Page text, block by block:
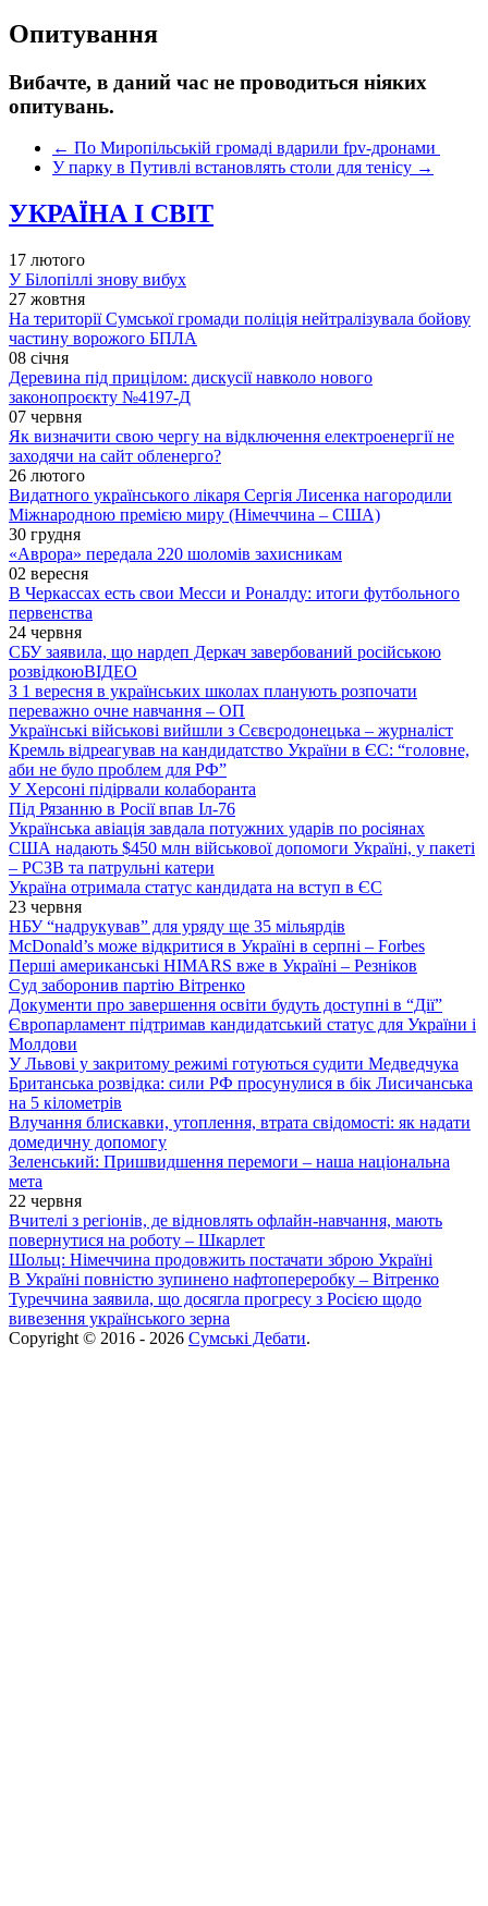
Опитування
Вибачте, в даний час не проводиться ніяких
опитувань.
← По Миропільській громаді вдарили fpv-дронами
У парку в Путивлі встановлять столи для тенісу →
УКРАЇНА І СВІТ
17 лютого
У Білопіллі знову вибух
27 жовтня
На території Сумської громади поліція нейтралізувала бойову
частину ворожого БПЛА
08 січня
Деревина під прицілом: дискусії навколо нового
законопроєкту №4197-Д
07 червня
Як визначити свою чергу на відключення електроенергії не
заходячи на сайт обленерго?
26 лютого
Видатного українського лікаря Сергія Лисенка нагородили
Міжнародною премією миру (Німеччина – США)
30 грудня
«Аврора» передала 220 шоломів захисникам
02 вересня
В Черкассах есть свои Месси и Роналду: итоги футбольного
первенства
24 червня
СБУ заявила, що нардеп Деркач завербований російською
розвідкоюВІДЕО
З 1 вересня в українських школах планують розпочати
переважно очне навчання – ОП
Українські військові вийшли з Сєвєродонецька – журналіст
Кремль відреагував на кандидатство України в ЄС: “головне,
аби не було проблем для РФ”
У Херсоні підірвали колаборанта
Під Рязанню в Росії впав Іл-76
Українська авіація завдала потужних ударів по росіянах
США надають $450 млн військової допомоги Україні, у пакеті
– РСЗВ та патрульні катери
Україна отримала статус кандидата на вступ в ЄС
23 червня
НБУ “надрукував” для уряду ще 35 мільярдів
McDonald’s може відкритися в Україні в серпні – Forbes
Перші американські HIMARS вже в Україні – Резніков
Суд заборонив партію Вітренко
Документи про завершення освіти будуть доступні в “Дії”
Європарламент підтримав кандидатський статус для України і
Молдови
У Львові у закритому режимі готуються судити Медведчука
Британська розвідка: сили РФ просунулися в бік Лисичанська
на 5 кілометрів
Влучання блискавки, утоплення, втрата свідомості: як надати
домедичну допомогу
Зеленський: Пришвидшення перемоги – наша національна
мета
22 червня
Вчителі з регіонів, де відновлять офлайн-навчання, мають
повернутися на роботу – Шкарлет
Шольц: Німеччина продовжить постачати зброю Україні
В Україні повністю зупинено нафтопереробку – Вітренко
Туреччина заявила, що досягла прогресу з Росією щодо
вивезення українського зерна
Copyright © 2016 - 2026 Сумські Дебати.